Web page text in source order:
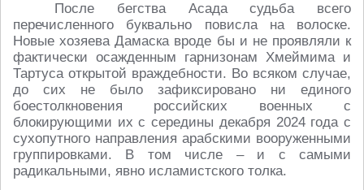
После бегства Асада судьба всего
перечисленного буквально повисла на волоске.
Новые хозяева Дамаска вроде бы и не проявляли к
фактически осажденным гарнизонам Хмеймима и
Тартуса открытой враждебности. Во всяком случае,
до сих не было зафиксировано ни единого
боестолкновения российских военных с
блокирующими их с середины декабря 2024 года с
сухопутного направления арабскими вооруженными
группировками. В том числе – и с самыми
радикальными, явно исламистского толка.